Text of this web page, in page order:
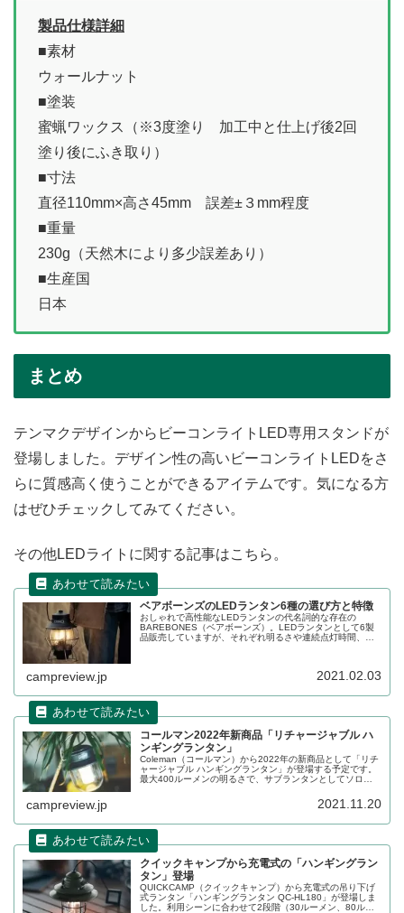
製品仕様詳細
■素材
ウォールナット
■塗装
蜜蝋ワックス（※3度塗り 加工中と仕上げ後2回
塗り後にふき取り）
■寸法
直径110mm×高さ45mm 誤差±３mm程度
■重量
230g（天然木により多少誤差あり）
■生産国
日本
まとめ
テンマクデザインからビーコンライトLED専用スタンドが
登場しました。デザイン性の高いビーコンライトLEDをさ
らに質感高く使うことができるアイテムです。気になる方
はぜひチェックしてみてください。
その他LEDライトに関する記事はこちら。
ベアボーンズのLEDランタン6種の選び方と特徴
おしゃれで高性能なLEDランタンの代名詞的な存在の
BAREBONES（ベアボーンズ）。LEDランタンとして6製
品販売していますが、それぞれ明るさや連続点灯時間、使
campreview.jp 2021.02.03
コールマン2022年新商品「リチャージャブル ハ
ンギングランタン」
Coleman（コールマン）から2022年の新商品として「リチ
ャージャブル ハンギングランタン」が登場する予定です。
最大400ルーメンの明るさで、サブランタンとしてソロ、
campreview.jp 2021.11.20
クイックキャンプから充電式の「ハンギングラン
タン」登場
QUICKCAMP（クイックキャンプ）から充電式の吊り下げ
式ランタン「ハンギングランタン QC-HL180」が登場しま
した。利用シーンに合わせて2段階（30ルーメン、80ルー